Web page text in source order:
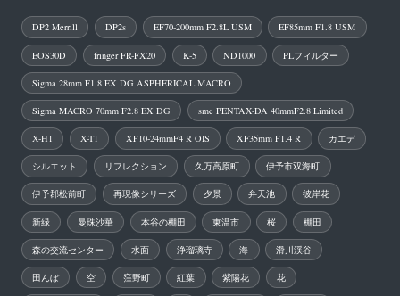
ペ
ー
ジ
送
り
DP2 Merrill DP2s EF70-200mm F2.8L USM EF85mm F1.8 USM
EOS30D fringer FR-FX20 K-5 ND1000 PLフィルター
Sigma 28mm F1.8 EX DG ASPHERICAL MACRO
Sigma MACRO 70mm F2.8 EX DG smc PENTAX-DA 40mmF2.8 Limited
X-H1 X-T1 XF10-24mmF4 R OIS XF35mm F1.4 R カエデ
シルエット リフレクション 久万高原町 伊予市双海町
伊予郡松前町 再現像シリーズ 夕景 弁天池 彼岸花
新緑 曼珠沙華 本谷の棚田 東温市 桜 棚田
森の交流センター 水面 浄瑠璃寺 海 滑川渓谷
田んぼ 空 窪野町 紅葉 紫陽花 花